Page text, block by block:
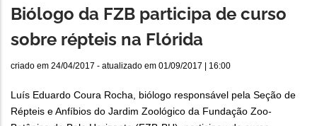
Biólogo da FZB participa de curso
sobre répteis na Flórida
criado em 24/04/2017 - atualizado em 01/09/2017 | 16:00
Luís Eduardo Coura Rocha, biólogo responsável pela Seção de
Répteis e Anfíbios do Jardim Zoológico da Fundação Zoo-